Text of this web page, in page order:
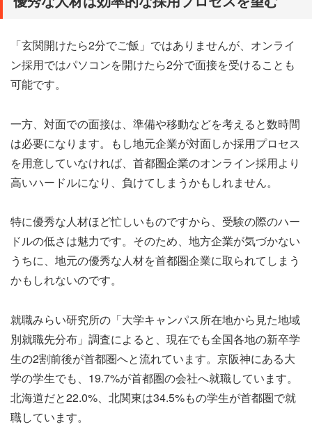
「玄関開けたら2分でご飯」ではありませんが、オンライ
ン採用ではパソコンを開けたら2分で面接を受けることも
可能です。
一方、対面での面接は、準備や移動などを考えると数時間
は必要になります。もし地元企業が対面しか採用プロセス
を用意していなければ、首都圏企業のオンライン採用より
高いハードルになり、負けてしまうかもしれません。
特に優秀な人材ほど忙しいものですから、受験の際のハー
ドルの低さは魅力です。そのため、地方企業が気づかない
うちに、地元の優秀な人材を首都圏企業に取られてしまう
かもしれないのです。
就職みらい研究所の「大学キャンパス所在地から見た地域
別就職先分布」調査によると、現在でも全国各地の新卒学
生の2割前後が首都圏へと流れています。京阪神にある大
学の学生でも、19.7%が首都圏の会社へ就職しています。
北海道だと22.0%、北関東は34.5%もの学生が首都圏で就
職しています。